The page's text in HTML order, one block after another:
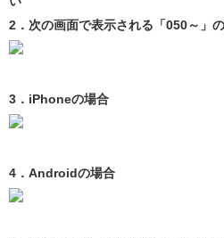
2．次の画面で表示される「050～」
3．iPhoneの場合
4．Androidの場合